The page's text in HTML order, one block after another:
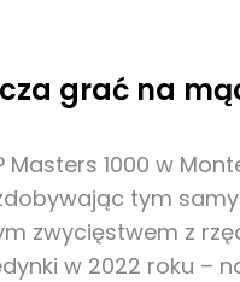
grać na
1000 w
tym
zwycięstwem z
w 2022 roku –